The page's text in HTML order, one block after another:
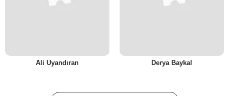
Ali Uyandıran Derya Baykal